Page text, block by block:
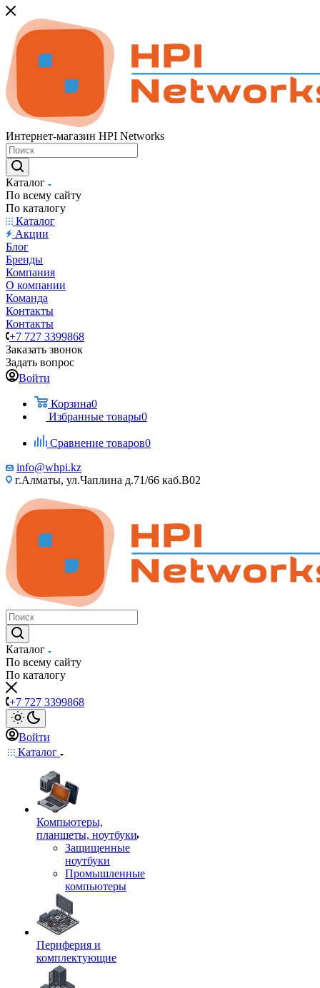
Интернет-магазин HPI Networks
Каталог
По всему сайту
По каталогу
Каталог
Акции
Блог
Бренды
Компания
О компании
Команда
Контакты
Контакты
+7 727 3399868
Заказать звонок
Задать вопрос
Войти
Корзина0
Избранные товары0
Сравнение товаров0
info@whpi.kz
г.Алматы, ул.Чаплина д.71/66 каб.B02
Каталог
По всему сайту
По каталогу
+7 727 3399868
Войти
Каталог
Компьютеры,
планшеты, ноутбуки
Защищенные
ноутбуки
Промышленные
компьютеры
Периферия и
комплектующие